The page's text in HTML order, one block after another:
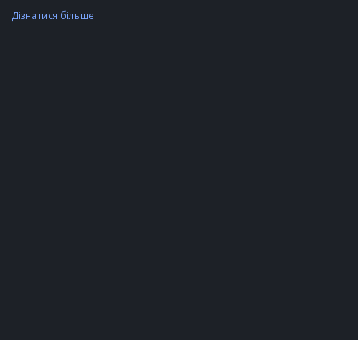
Дізнатися більше